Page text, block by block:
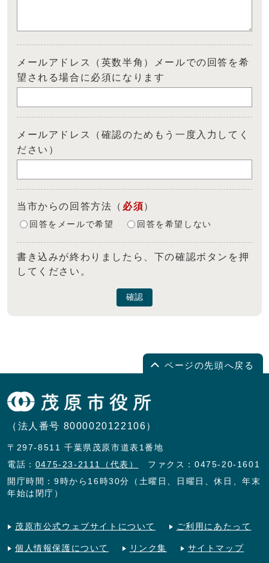
メールアドレス（英数半角）メールでの回答を希
望される場合に必須になります
メールアドレス（確認のためもう一度入力してく
ださい）
当市からの回答方法 （ 必須）
回答をメールで希望 回答を希望しない
書き込みが終わりましたら、下の確認ボタンを押
してください。
確認
ページの先頭へ戻る
（法人番号 8000020122106）
〒297-8511 千葉県茂原市道表1番地
電話： 0475-23-2111（代表）
ファクス：0475-20-1601
開庁時間：9時から16時30分（土曜日、日曜日、休日、年末
年始は閉庁）
茂原市公式ウェブサイトについて ご利用にあたって
個人情報保護について リンク集 サイトマップ